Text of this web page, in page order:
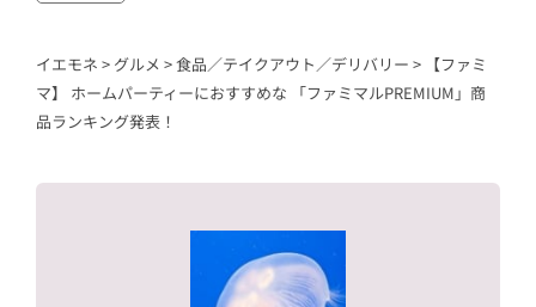
イエモネ > グルメ >食品／テイクアウト／デリバリー > 【ファミ
マ】 ホームパーティーにおすすめな 「ファミマルPREMIUM」商
品ランキング発表！